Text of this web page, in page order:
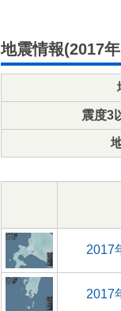
地震情報(2017
震度3
2017
2017